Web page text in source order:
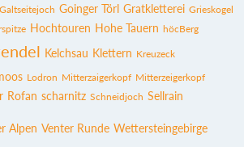
Galtseitejoch Goinger Törl Gratkletterei Grieskogel
Hochtouren Hohe Tauern höcBerg
Kelchsau Klettern Kreuzeck
Lodron Mitterzaigerkopf Mitterzeigerkopf
Rofan scharnitz Schneidjoch Sellrain
Alpen Venter Runde Wettersteingebirge